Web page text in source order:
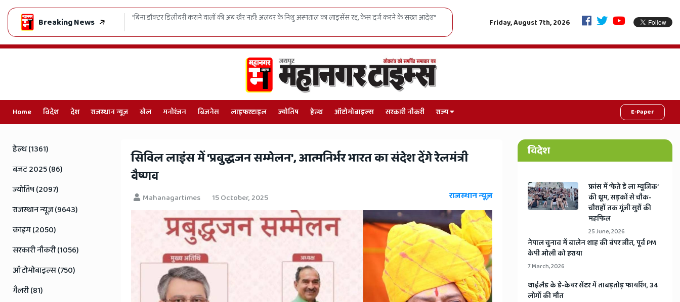
Breaking News
डॉक्टर डिलीवरी कराने वालों की अब खैर नहीं! अलवर के निशु अस्पताल का लाइसेंस रद्द, केस दर्ज करने के सख्त आदेश" जाति-धर्म छोड़ो, विकास चुनो: जयपुर में युवाओं को निर्वाचन आयुक्त का सीधा संदेश, निष्पक्ष मतदान से ही मजबूत होगा देश "6 महीने
Friday, August 7th, 2026
Home विदेश देश राजस्थान न्यूज़ खेल मनोरंजन बिजनेस लाइफस्टाइल ज्योतिष हेल्थ ऑटोमोबाइल्स सरकारी नौकरी राज्य E-Paper
Hindi
News,
Hindi
Samachar,
Jaipur
Rajasthan
News
सिविल लाइंस में 'प्रबुद्धजन सम्मेलन', आत्मनिर्भर भारत का संदेश देंगे रेलमंत्री
वैष्णव
Mahanagartimes 15 October, 2025 राजस्थान न्यूज़
हेल्थ (1361)
बजट 2025 (86)
ज्योतिष (2097)
राजस्थान न्यूज़ (9643)
क्राइम (2050)
सरकारी नौकरी (1056)
ऑटोमोबाइल्स (750)
गैलरी (81)
विदेश
​फ्रांस में ‘फेते डे ला म्यूजिक’
की धूम, सड़कों से चौक-
चौराहों तक गूंजी सुरों की
महफिल
25 June, 2026
​नेपाल चुनाव में बालेन शाह की बंपर जीत, पूर्व PM
केपी ओली को हराया
7 March, 2026
​थाईलैड के डे-केयर सेंटर में ताबड़तोड़ फायरिंग, 34
लोगों की मौत